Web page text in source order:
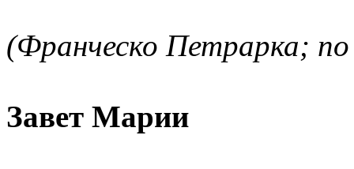
(Франческо Петрарка;
Завет Марии